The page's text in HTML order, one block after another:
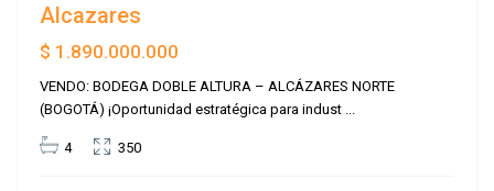
Alcazares
$ 1.890.000.000
VENDO: BODEGA DOBLE ALTURA – ALCÁZARES NORTE
(BOGOTÁ) ¡Oportunidad estratégica para indust
4 350